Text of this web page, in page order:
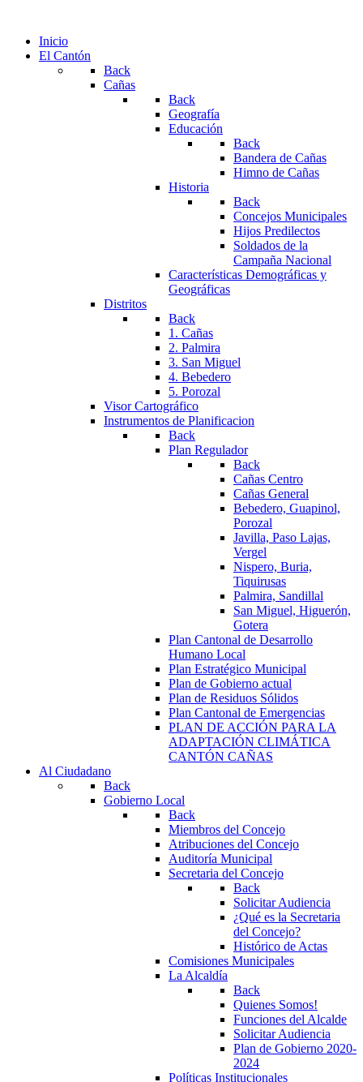
Inicio
El Cantón
Back
Cañas
Back
Geografía
Educación
Back
Bandera de Cañas
Himno de Cañas
Historia
Back
Concejos Municipales
Hijos Predilectos
Soldados de la
Campaña Nacional
Características Demográficas y
Geográficas
Distritos
Back
1. Cañas
2. Palmira
3. San Miguel
4. Bebedero
5. Porozal
Visor Cartográfico
Instrumentos de Planificacion
Back
Plan Regulador
Back
Cañas Centro
Cañas General
Bebedero, Guapinol,
Porozal
Javilla, Paso Lajas,
Vergel
Nispero, Buria,
Tiquirusas
Palmira, Sandillal
San Miguel, Higuerón,
Gotera
Plan Cantonal de Desarrollo
Humano Local
Plan Estratégico Municipal
Plan de Gobierno actual
Plan de Residuos Sólidos
Plan Cantonal de Emergencias
PLAN DE ACCIÓN PARA LA
ADAPTACIÓN CLIMÁTICA
CANTÓN CAÑAS
Al Ciudadano
Back
Gobierno Local
Back
Miembros del Concejo
Atribuciones del Concejo
Auditoría Municipal
Secretaria del Concejo
Back
Solicitar Audiencia
¿Qué es la Secretaria
del Concejo?
Histórico de Actas
Comisiones Municipales
La Alcaldía
Back
Quienes Somos!
Funciones del Alcalde
Solicitar Audiencia
Plan de Gobierno 2020-
2024
Políticas Institucionales